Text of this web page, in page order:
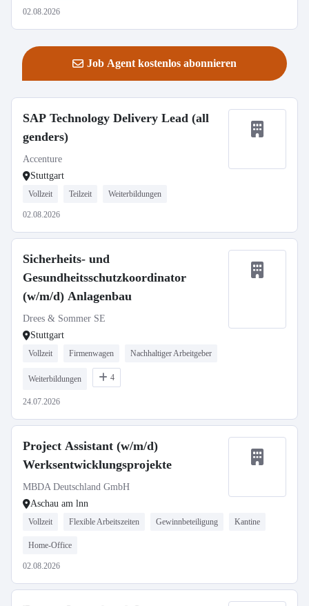
02.08.2026
Job Agent kostenlos abonnieren
SAP Technology Delivery Lead (all
genders)
Accenture
Stuttgart
Vollzeit Teilzeit Weiterbildungen
02.08.2026
Sicherheits- und
Gesundheitsschutzkoordinator
(w/m/d) Anlagenbau
Drees & Sommer SE
Stuttgart
Vollzeit Firmenwagen Nachhaltiger Arbeitgeber
Weiterbildungen 4
24.07.2026
Project Assistant (w/m/d)
Werksentwicklungsprojekte
MBDA Deutschland GmbH
Aschau am lnn
Vollzeit Flexible Arbeitszeiten Gewinnbeteiligung Kantine
Home-Office
02.08.2026